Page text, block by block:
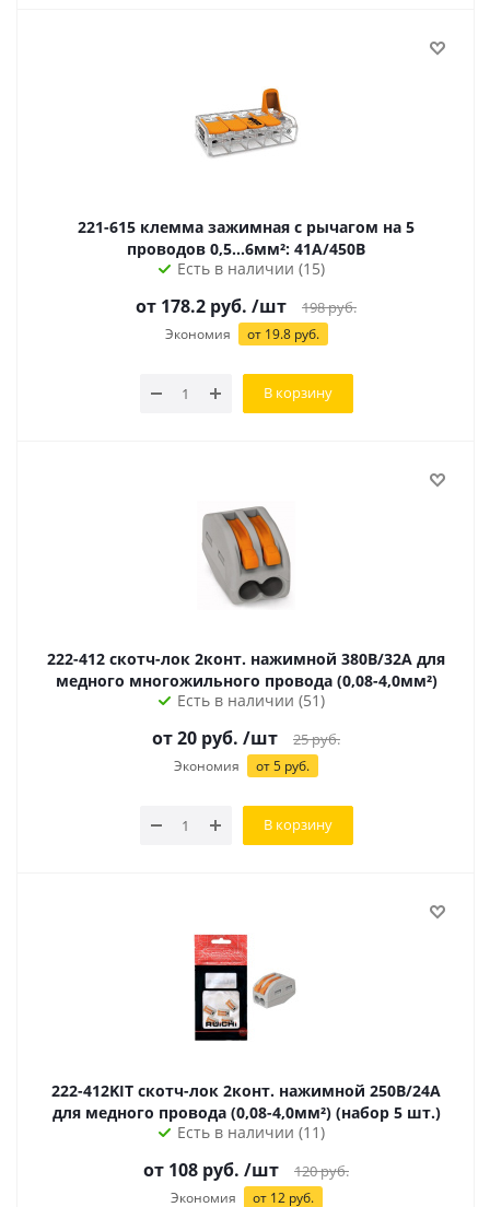
221-615 клемма зажимная с рычагом на 5
проводов 0,5...6мм²: 41А/450В
Есть в наличии (15)
от 178.2 руб. /шт 198руб.
Экономия от 19.8 руб.
В корзину
222-412 скотч-лок 2конт. нажимной 380В/32А для
медного многожильного провода (0,08-4,0мм²)
Есть в наличии (51)
от20 руб. /шт 25руб.
Экономия от5 руб.
В корзину
222-412KIT скотч-лок 2конт. нажимной 250В/24А
для медного провода (0,08-4,0мм²) (набор 5 шт.)
Есть в наличии (11)
от 108 руб. /шт 120руб.
Экономия от 12руб.